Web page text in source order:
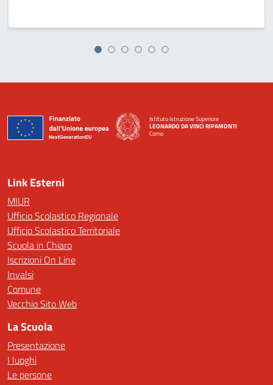
Istituto Istruzione Superiore
LEONARDO DA VINCI RIPAMONTI
Como
Link Esterni
MIUR
Ufficio Scolastico Regionale
Ufficio Scolastico Territoriale
Scuola in Chiaro
Iscrizioni On Line
Invalsi
Comune
Vecchio Sito Web
La Scuola
Presentazione
I luoghi
Le persone